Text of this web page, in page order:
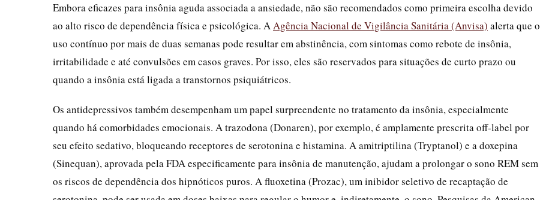
Embora eficazes para insônia aguda associada a ansiedade, não são recomendados como primeira escolha devido
ao alto risco de dependência física e psicológica. AAgência Nacional de Vigilância Sanitária (Anvisa) alerta que o
uso contínuo por mais de duas semanas pode resultar em abstinência, com sintomas como rebote de insônia,
irritabilidade e até convulsões em casos graves. Por isso, eles são reservados para situações de curto prazo ou
quando a insônia está ligada a transtornos psiquiátricos.
Os antidepressivos também desempenham um papel surpreendente no tratamento da insônia, especialmente
quando há comorbidades emocionais. A trazodona (Donaren), por exemplo, é amplamente prescrita off-label por
seu efeito sedativo, bloqueando receptores de serotonina e histamina. A amitriptilina (Tryptanol) e a doxepina
(Sinequan), aprovada pela FDA especificamente para insônia de manutenção, ajudam a prolongar o sono REM sem
os riscos de dependência dos hipnóticos puros. A fluoxetina (Prozac), um inibidor seletivo de recaptação de